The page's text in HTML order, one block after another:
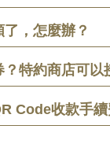
，怎麼辦？
特約商店可以
Code收款手續